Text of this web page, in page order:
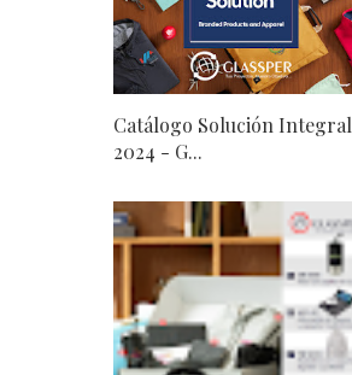
Catálogo Solución Integral
2024 - G...